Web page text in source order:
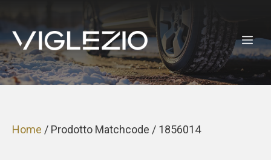
contenuto
Home / Prodotto Matchcode / 1856014